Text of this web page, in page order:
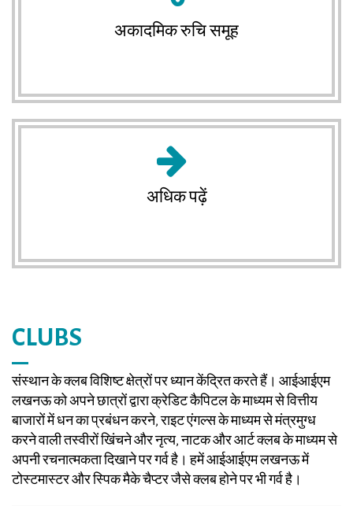
अकादमिक रुचि समूह
अधिक पढ़ें
CLUBS
संस्थान के क्लब विशिष्ट क्षेत्रों पर ध्यान केंद्रित करते हैं। आईआईएम
लखनऊ को अपने छात्रों द्वारा क्रेडिट कैपिटल के माध्यम से वित्तीय
बाजारों में धन का प्रबंधन करने, राइट एंगल्स के माध्यम से मंत्रमुग्ध
करने वाली तस्वीरों खिंचने और नृत्य, नाटक और आर्ट क्लब के माध्यम से
अपनी रचनात्मकता दिखाने पर गर्व है। हमें आईआईएम लखनऊ में
टोस्टमास्टर और स्पिक मैके चैप्टर जैसे क्लब होने पर भी गर्व है।